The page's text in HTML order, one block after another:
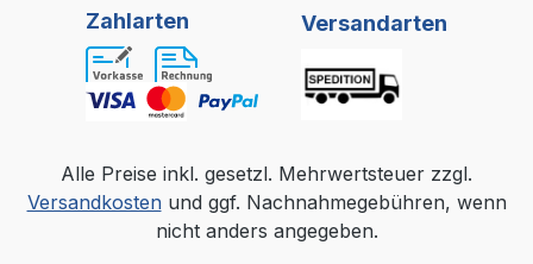
Zahlarten Versandarten
Alle Preise inkl. gesetzl. Mehrwertsteuer zzgl.
Versandkostenund ggf. Nachnahmegebühren, wenn
nicht anders angegeben.